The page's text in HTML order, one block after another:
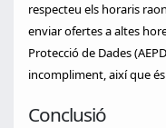
respecteu els horaris
enviar ofertes a altes
Protecció de Dades
incompliment, així que
Conclusió